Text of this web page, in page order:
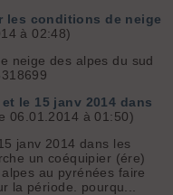
les conditions de neige
à 02:48)
neige des alpes du sud
le 15 janv 2014 dans
06.01.2014 à 01:50)
janv 2014 dans les
un coéquipier (ére)
au pyrénées faire
la période. pourqu...